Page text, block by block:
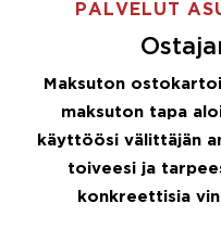
PALVELUT
Maksuton
maksuton tapa
käyttöösi välittäjän
toiveesi ja
konkreettisia